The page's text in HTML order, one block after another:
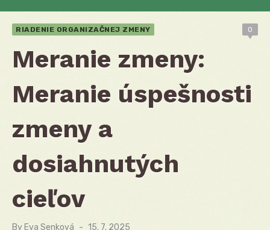
RIADENIE ORGANIZAČNEJ ZMENY 0
Meranie zmeny:
Meranie úspešnosti
zmeny a
dosiahnutých
cieľov
By Eva Senková
Posted
15. 7. 2025